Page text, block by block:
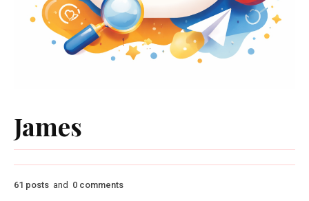
James
61 posts and 0 comments